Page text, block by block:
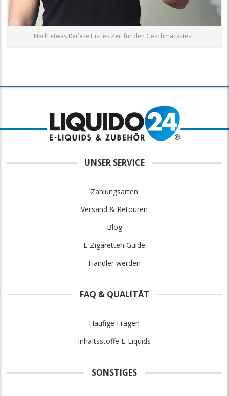
Nach etwas Reifezeit ist es Zeit für den Geschmackstest.
UNSER SERVICE
Zahlungsarten
Versand & Retouren
Blog
E-Zigaretten Guide
Händler werden
FAQ & QUALITÄT
Häufige Fragen
Inhaltsstoffe E-Liquids
SONSTIGES